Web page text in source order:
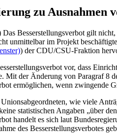
zu Ausnahmen
Besserstellungsverbot gilt
unmittelbar im Projekt
) der CDU/CSU-Fraktion
vor, dass
Mit der Änderung von Paragraf 8
ermöglichen, wenn zwingende
wie viele
statistischen Angaben „über
handelt es sich laut
des Besserstellungsverbotes